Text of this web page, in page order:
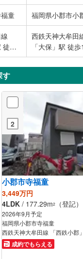
童 福岡県小郡市小
徒歩
西鉄天神大牟田
「大保」駅 徒
す
2
小郡市寺福童
3,449万円
4LDK / 177.29m2 （登記
2026年9月予定
福岡県小郡市寺福童
西鉄天神大牟田線 「西鉄小郡
成約でもらえる